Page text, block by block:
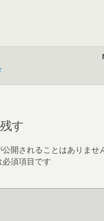
す
開されることはありませ
須項目です